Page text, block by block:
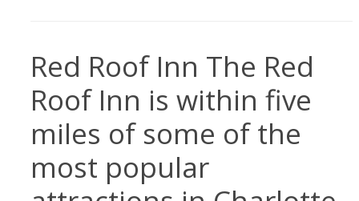
Red Roof Inn The Red
Roof Inn is within five
miles of some of the
most popular